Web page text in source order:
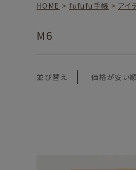
HOME fufufu手帳 アイ
M6
並び替え 価格が安い